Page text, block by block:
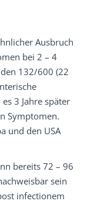
Ausbruch
bei 2 – 4
132/600 (22
3 Jahre später
Symptomen.
und den USA
bereits 72 – 96
sein
infectionem